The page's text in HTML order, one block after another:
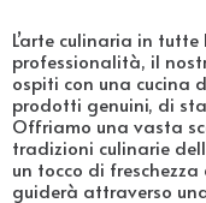
L’arte culinaria in
professionalità, il
ospiti con una cucina
prodotti genuini, di
Offriamo una vasta
tradizioni culinarie
un tocco di
guiderà attraverso